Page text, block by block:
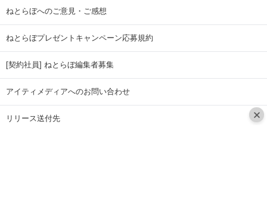
ねとらぼへのご意見・ご感想
ねとらぼプレゼントキャンペーン応募規約
[契約社員] ねとらぼ編集者募集
アイティメディアへのお問い合わせ
リリース送付先